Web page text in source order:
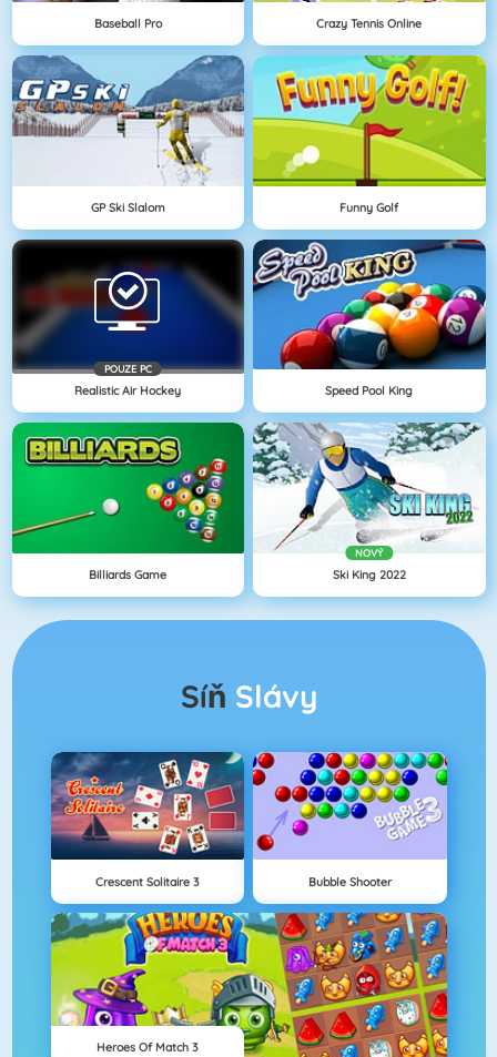
Baseball Pro Crazy Tennis Online
GP Ski Slalom Funny Golf
POUZE PC
Realistic Air Hockey Speed Pool King
Billiards Game
NOVÝ
Ski King 2022
Síň Slávy
Crescent Solitaire 3 Bubble Shooter
Heroes Of Match 3